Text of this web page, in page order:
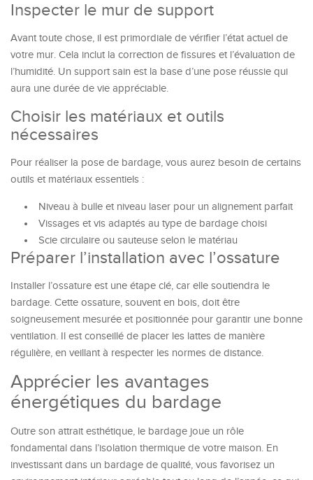
Inspecter le mur de support
Avant toute chose, il est primordiale de vérifier l’état actuel de
votre mur. Cela inclut la correction de fissures et l’évaluation de
l’humidité. Un support sain est la base d’une pose réussie qui
aura une durée de vie appréciable.
Choisir les matériaux et outils
nécessaires
Pour réaliser la pose de bardage, vous aurez besoin de certains
outils et matériaux essentiels :
Niveau à bulle et niveau laser pour un alignement parfait
Vissages et vis adaptés au type de bardage choisi
Scie circulaire ou sauteuse selon le matériau
Préparer l’installation avec l’ossature
Installer l’ossature est une étape clé, car elle soutiendra le
bardage. Cette ossature, souvent en bois, doit être
soigneusement mesurée et positionnée pour garantir une bonne
ventilation. Il est conseillé de placer les lattes de manière
régulière, en veillant à respecter les normes de distance.
Apprécier les avantages
énergétiques du bardage
Outre son attrait esthétique, le bardage joue un rôle
fondamental dans l’isolation thermique de votre maison. En
investissant dans un bardage de qualité, vous favorisez un